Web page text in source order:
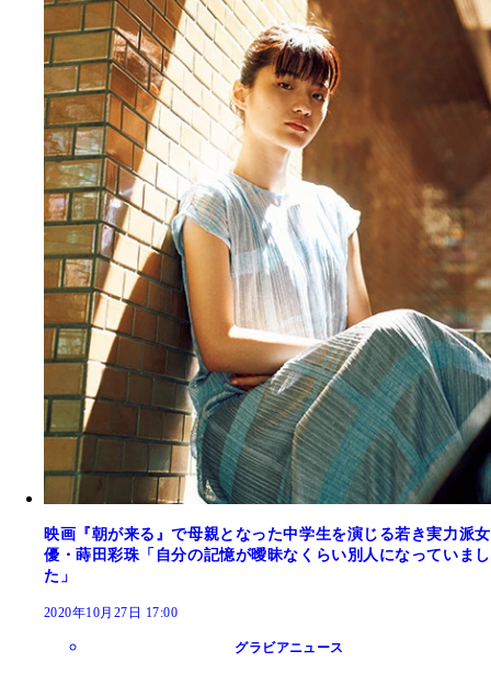
映画『朝が来る』で母親となった中学生を演じる若き実力派女
優・蒔田彩珠「自分の記憶が曖昧なくらい別人になっていまし
た」
2020年10月27日 17:00
グラビアニュース